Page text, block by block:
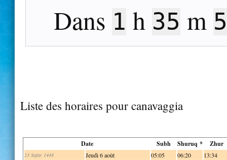
Dans 1 h 35 m
Liste des horaires pour canavaggia
Date Subh Shuruq * Zhur
23 Safar 1448 Jeudi 6 août 05:05 06:20 13:34